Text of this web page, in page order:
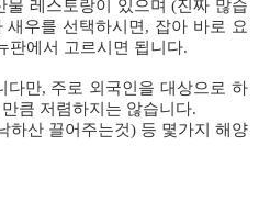
레스토랑이 있으며 (진짜 많습
우를 선택하시면, 잡아 바로 요
판에서 고르시면 됩니다.
다만, 주로 외국인을 대상으로 하
큼 저렴하지는 않습니다.
하산 끌어주는것) 등 몇가지 해양